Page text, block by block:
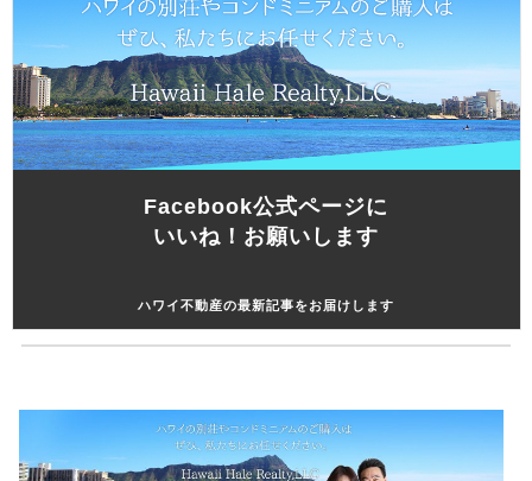
Facebook公式ページに
いいね！お願いします
ハワイ不動産の最新記事をお届けします